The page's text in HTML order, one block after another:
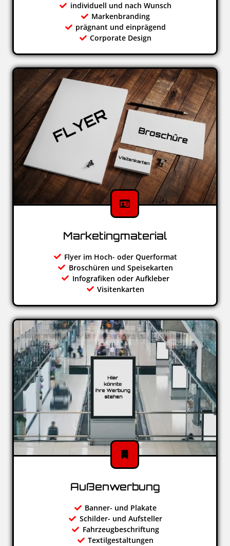
individuell und nach Wunsch
Markenbranding
prägnant und einprägend
Corporate Design
Marketingmaterial
Flyer im Hoch- oder Querformat
Broschüren und Speisekarten
Infografiken oder Aufkleber
Visitenkarten
Außenwerbung
Banner- und Plakate
Schilder- und Aufsteller
Fahrzeugbeschriftung
Textilgestaltungen